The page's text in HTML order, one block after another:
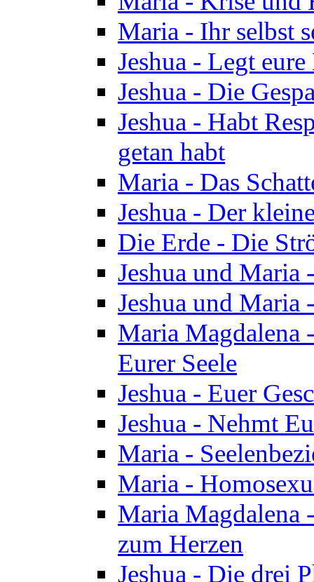
Maria - Ihr selbst
Jeshua - Legt
Jeshua - Die
Jeshua - Habt
getan habt
Maria - Das
Jeshua - Der
Die Erde - Die
Jeshua und Maria
Jeshua und Maria
Maria Magdalena
Eurer Seele
Jeshua - Euer
Jeshua - Nehmt
Maria -
Maria -
Maria Magdalena
zum Herzen
Jeshua - Die drei